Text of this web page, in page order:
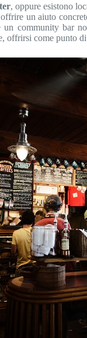
, oppure esistono
un aiuto
un community bar
offrirsi come punto